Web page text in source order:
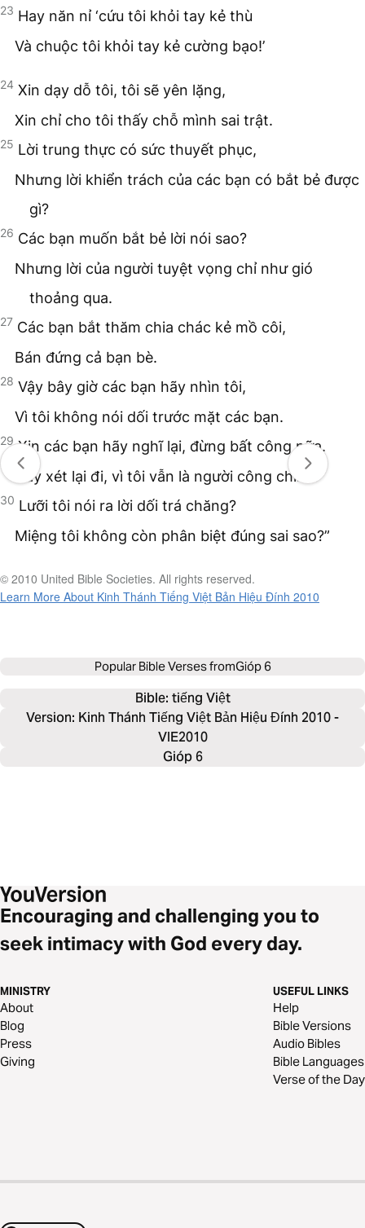
23 Hay năn nỉ ‘cứu tôi khỏi tay kẻ thù
Và chuộc tôi khỏi tay kẻ cường bạo!’
24 Xin dạy dỗ tôi, tôi sẽ yên lặng,
Xin chỉ cho tôi thấy chỗ mình sai trật.
25 Lời trung thực có sức thuyết phục,
Nhưng lời khiển trách của các bạn có bắt bẻ được
gì?
26 Các bạn muốn bắt bẻ lời nói sao?
Nhưng lời của người tuyệt vọng chỉ như gió
thoảng qua.
27 Các bạn bắt thăm chia chác kẻ mồ côi,
Bán đứng cả bạn bè.
28 Vậy bây giờ các bạn hãy nhìn tôi,
Vì tôi không nói dối trước mặt các bạn.
29 Xin các bạn hãy nghĩ lại, đừng bất công nữa.
Hãy xét lại đi, vì tôi vẫn là người công chính.
30 Lưỡi tôi nói ra lời dối trá chăng?
Miệng tôi không còn phân biệt đúng sai sao?”
© 2010 United Bible Societies. All rights reserved.
Learn More About Kinh Thánh Tiếng Việt Bản Hiệu Đính 2010
Popular Bible Verses fromGióp 6
Bible: tiếng Việt
Version: Kinh Thánh Tiếng Việt Bản Hiệu Đính 2010 -
VIE2010
Gióp 6
Encouraging and challenging you to
seek intimacy with God every day.
MINISTRY
About
Blog
Press
Giving
USEFUL LINKS
Help
Bible Versions
Audio Bibles
Bible Languages
Verse of the Day